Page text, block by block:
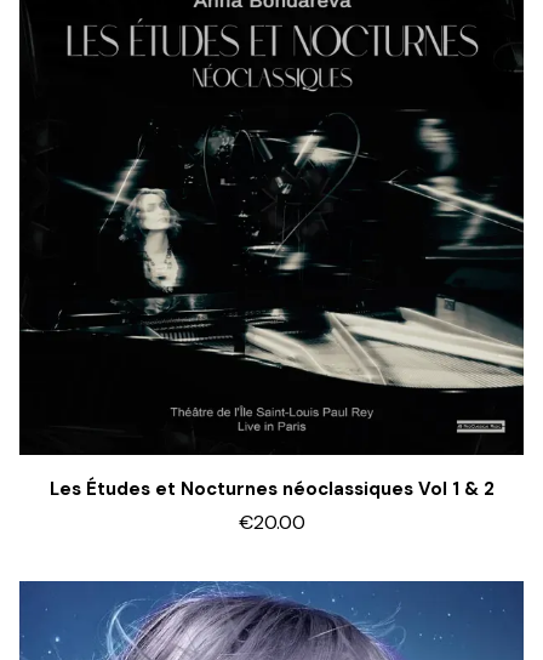
Les Études et Nocturnes néoclassiques Vol 1 & 2
€20.00